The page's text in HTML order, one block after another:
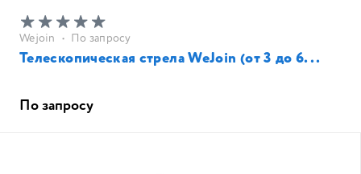
Wejoin • По запросу
Телескопическая стрела WeJoin (от 3 до 6...
По запросу